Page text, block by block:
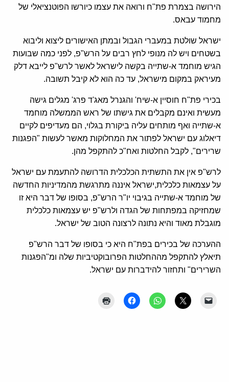
הירושה בצמרת פת"ח ורואה את עצמו כיורשו הפוטנציאלי של
מחמוד עבאס.
ישראל שולטת במעברי הגבול ובמתן האישורים ליצוא וליבוא
בשטחים ויש לה מנופי לחץ רבים על הרש"פ, לפני כמה שבועות
הגיש מוחמד א-שתייה בקשה לישראל לאשר לרש"פ לייבא דלק
מעיראק במקום מישראל, עד כה הוא לא קיבל תשובה.
בכירי פת"ח חוסיין א-שיח' והגנרל מאג'ד פרג' מגלים גישה
מעשית ואינם מקבלים את גישתו של ראש הממשלה מוחמד
א-שתייה ואף מותחים עליה ביקורת בגלוי, הם מעדיפים לקיים
דיאלוג עם ישראל לפתור את המחלוקות מאשר לעשות "הפגנות
שרירים", לקבל החלטות ואח"כ להתקפל מהן.
לרש"פ אין את התשתית הכלכלית הדרושה להתעמת עם ישראל
על עצמאות כלכלית,ישראל איננה מתרגשת מהמדיניות החדשה
של מוחמד א-שתייה בגיבוי יו"ר הרש"פ, בסופו של דבר היא זו
שמחזיקה במפתחות של הגדה ולרש"פ יש עצמאות כלכלית
מוגבלת מאוד והיא נתונה לרצונה הטוב של ישראל.
ההערכה של בכירים בפת"ח היא כי בסופו של דבר הרש"פ
תיאלץ להתקפל מההחלטות הפרובוקטיביות שלה ומ"הפגנות
השרירים" ותחזור להידברות עם ישראל.